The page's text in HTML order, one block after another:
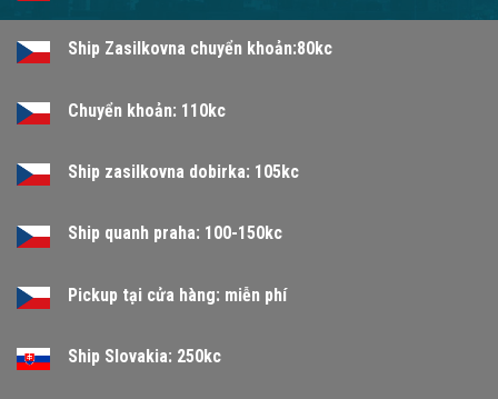
Ship Zasilkovna chuyển khoản:80kc
Chuyển khoản: 110kc
Ship zasilkovna dobirka: 105kc
Ship quanh praha: 100-150kc
Pickup tại cửa hàng: miễn phí
Ship Slovakia: 250kc